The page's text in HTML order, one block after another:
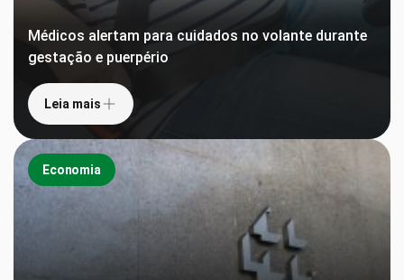
Médicos alertam para cuidados no volante durante
gestação e puerpério
Leia mais
Economia